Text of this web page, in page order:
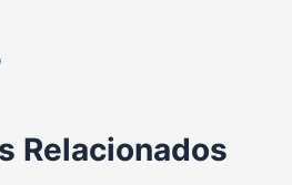
Relacionados